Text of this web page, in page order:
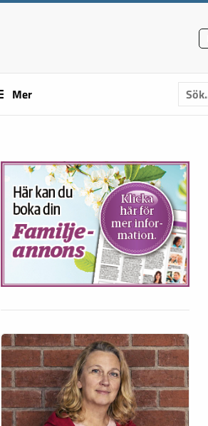
Mer